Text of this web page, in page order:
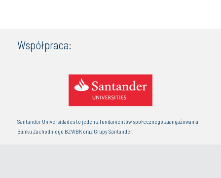
Współpraca:
Santander Universidades to jeden z fundamentów społecznego zaangażowania
Banku Zachodniego BZWBK oraz Grupy Santander.